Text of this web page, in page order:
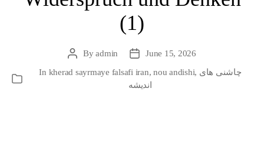
(1)
PostByadmin
PostJune 15, 2026
In kherad sayrmaye falsafi iran,nou andishi, چاشنی های
اندیشه